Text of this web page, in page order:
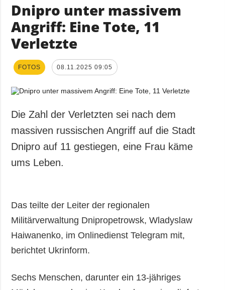
Dnipro unter massivem
Angriff: Eine Tote, 11
Verletzte
FOTOS 08.11.2025 09:05
Die Zahl der Verletzten sei nach dem
massiven russischen Angriff auf die Stadt
Dnipro auf 11 gestiegen, eine Frau käme
ums Leben.
Das teilte der Leiter der regionalen
Militärverwaltung Dnipropetrowsk, Wladyslaw
Haiwanenko, im Onlinedienst Telegram mit,
berichtet Ukrinform.
Sechs Menschen, darunter ein 13-jähriges